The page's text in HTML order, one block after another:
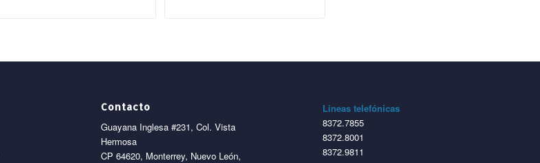
Contacto
Guayana Inglesa #231, Col. Vista
Hermosa
CP 64620, Monterrey, Nuevo León,
Líneas telefónicas
8372.7855
8372.8001
8372.9811